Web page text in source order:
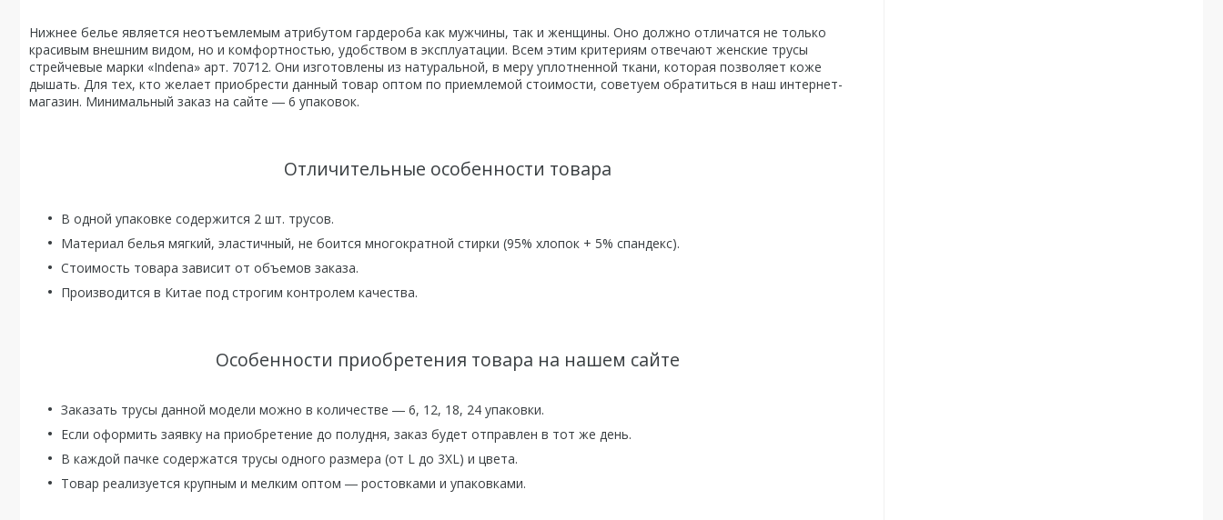
Нижнее белье является неотъемлемым атрибутом гардероба как мужчины, так и женщины. Оно должно отличатся не только
красивым внешним видом, но и комфортностью, удобством в эксплуатации. Всем этим критериям отвечают женские трусы
стрейчевые марки «Indena» арт. 70712. Они изготовлены из натуральной, в меру уплотненной ткани, которая позволяет коже
дышать. Для тех, кто желает приобрести данный товар оптом по приемлемой стоимости, советуем обратиться в наш интернет-
магазин. Минимальный заказ на сайте ― 6 упаковок.
Отличительные особенности товара
В одной упаковке содержится 2 шт. трусов.
Материал белья мягкий, эластичный, не боится многократной стирки (95% хлопок + 5% спандекс).
Стоимость товара зависит от объемов заказа.
Производится в Китае под строгим контролем качества.
Особенности приобретения товара на нашем сайте
Заказать трусы данной модели можно в количестве ― 6, 12, 18, 24 упаковки.
Если оформить заявку на приобретение до полудня, заказ будет отправлен в тот же день.
В каждой пачке содержатся трусы одного размера (от L до 3XL) и цвета.
Товар реализуется крупным и мелким оптом ― ростовками и упаковками.